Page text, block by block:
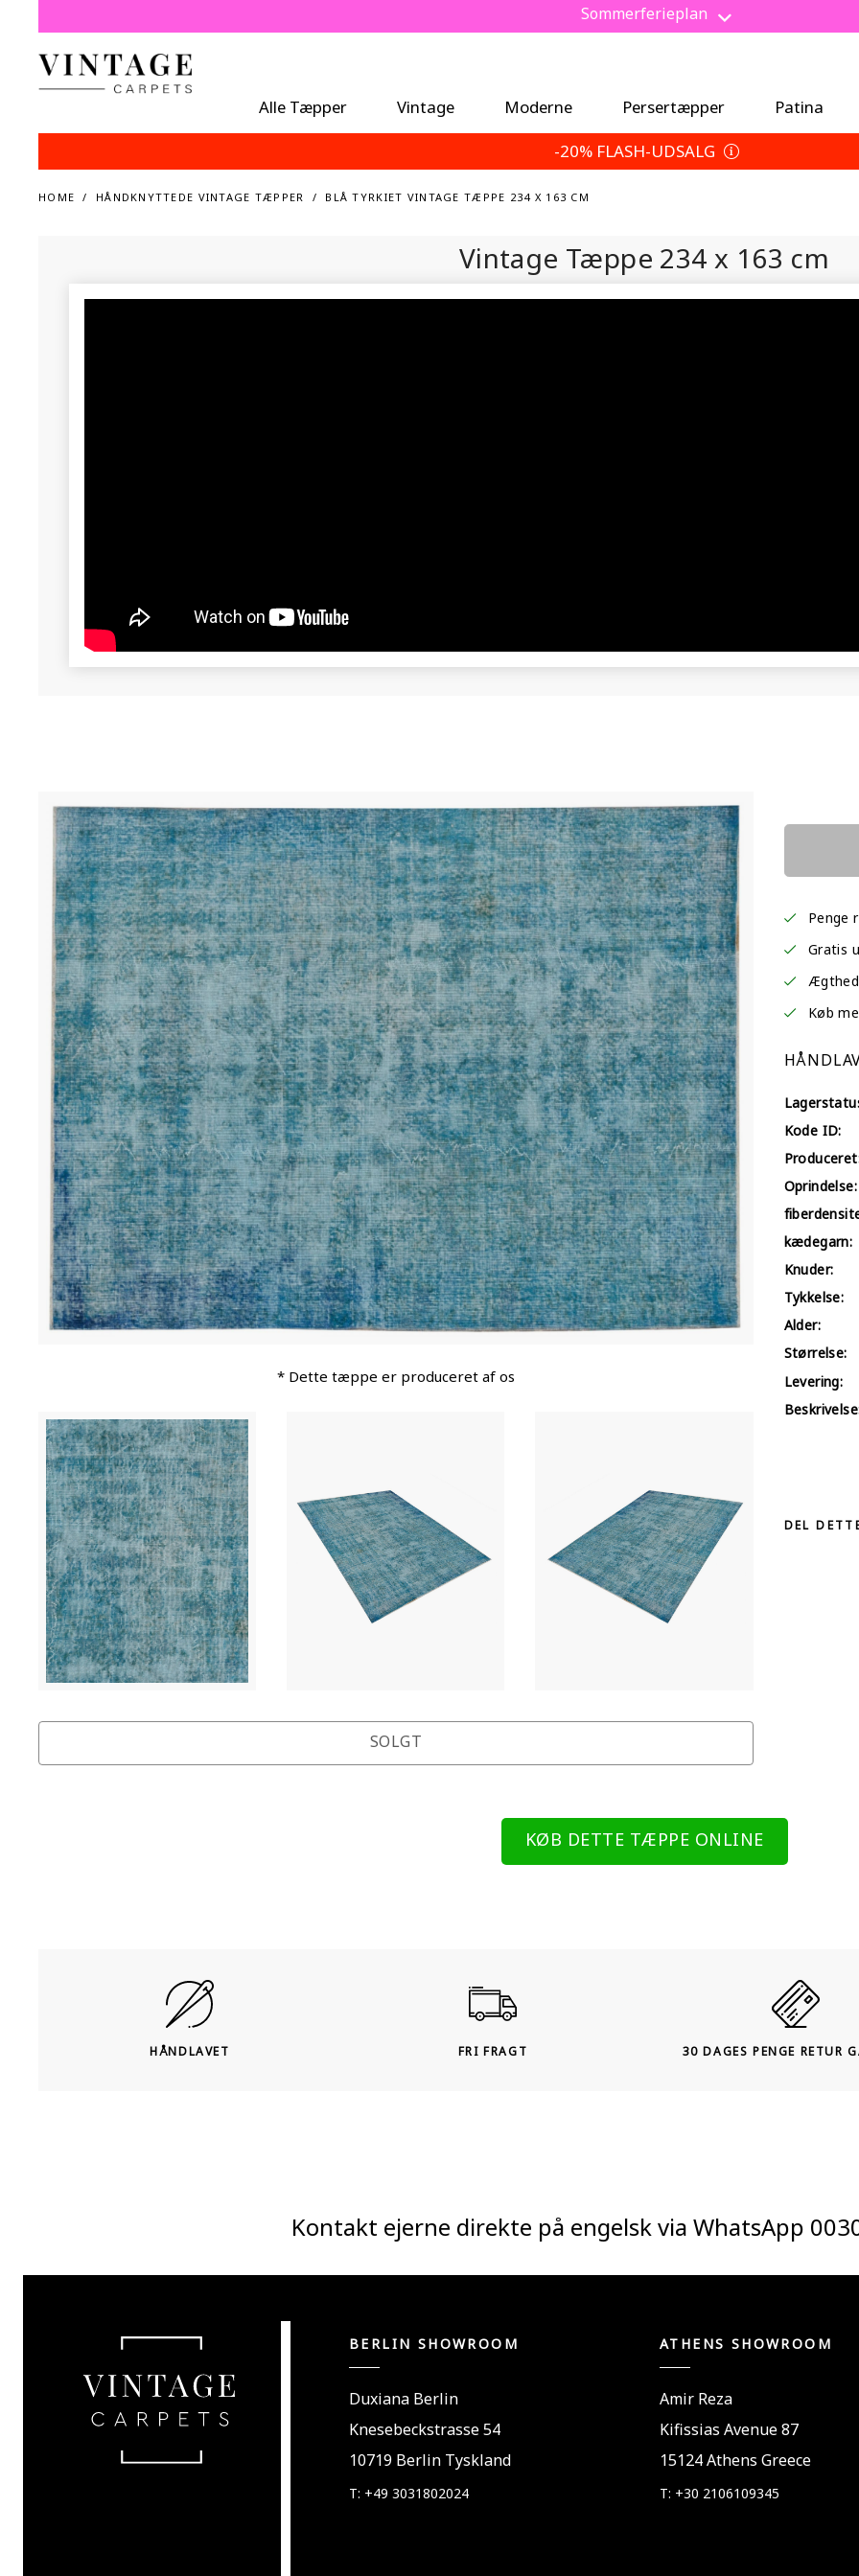
Spar 5 % ekstra — Vælg dine returbetingelser
Alle Tæpper Vintage Moderne Persertæpper Patina
-20% FLASH-UDSALG
HOME HÅNDKNYTTEDE VINTAGE TÆPPER BLÅ TYRKIET VINTAGE TÆPPE 234 X 163 CM
Vintage Tæppe 234 x 163 cm
* Dette tæppe er produceret af os
SOLGT
Penge
Gratis
Køb
Kode ID:
Oprindelse:
kædegarn:
Knuder:
Tykkelse:
Alder:
Størrelse:
Levering:
DEL
KØB DETTE TÆPPE ONLINE
HÅNDLAVET FRI FRAGT 30 DAGES PENGE RETUR
Kontakt ejerne direkte på engelsk via WhatsApp
BERLIN SHOWROOM
Duxiana Berlin
Knesebeckstrasse 54
10719 Berlin Tyskland
T: +49 3031802024
ATHENS SHOWROOM
Amir Reza
Kifissias Avenue 87
15124 Athens Greece
T: +30 2106109345